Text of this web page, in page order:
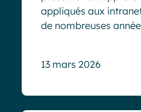
appliqués aux
de nombreuses
13 mars 2026